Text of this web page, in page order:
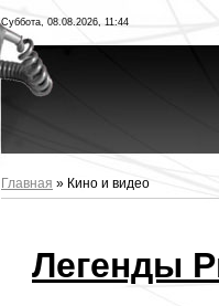
Суббота, 08.08.2026, 11:44
Главная » Кино и видео
Легенды